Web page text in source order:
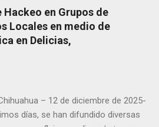
Ramón Porfirio V. P., raptó y
a la víctima, cuyo cuerpo fue hallado
de 2022 en un predio cercano a
Contec. El Tribunal de
la pena se cumpla en el Centro de
de imponer el pago de 708 mil
por reparación del daño y una multa
en Grupos de
Locales en medio de
en Delicias,
– 12 de diciembre de 2025-
días, se han difundido diversas